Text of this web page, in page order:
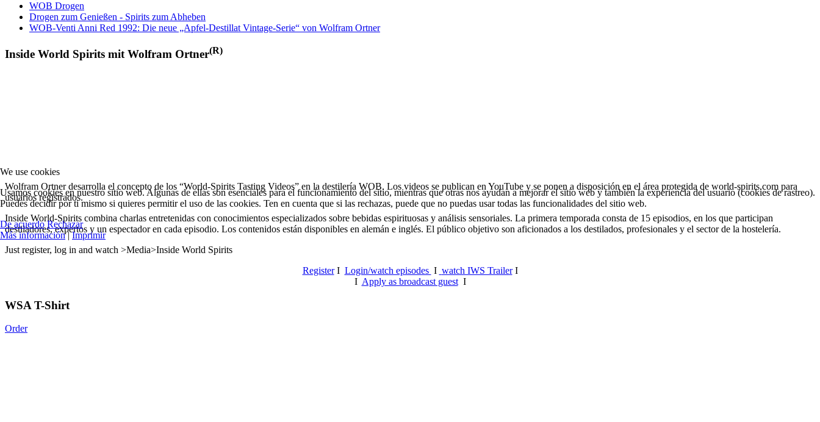
WOB Drogen
Drogen zum Genießen - Spirits zum Abheben
WOB-Venti Anni Red 1992: Die neue „Apfel-Destillat Vintage-Serie“ von Wolfram Ortner
Inside World Spirits mit Wolfram Ortner(R)
Wolfram Ortner desarrolla el concepto de los “World-Spirits Tasting Videos” en la destilería WOB. Los videos se publican en YouTube y se ponen a disposición en el área protegida de world-spirits.com para
usuarios registrados.
Inside World-Spirits combina charlas entretenidas con conocimientos especializados sobre bebidas espirituosas y análisis sensoriales. La primera temporada consta de 15 episodios, en los que participan
destiladores, expertos y un espectador en cada episodio. Los contenidos están disponibles en alemán e inglés. El público objetivo son aficionados a los destilados, profesionales y el sector de la hostelería.
Just register, log in and watch >Media>Inside World Spirits
RegisterI Login/watch episodes I watch IWS TrailerI
I Apply as broadcast guestI
WSA T-Shirt
Order
We use cookies
Usamos cookies en nuestro sitio web. Algunas de ellas son esenciales para el funcionamiento del sitio, mientras que otras nos ayudan a mejorar el sitio web y también la experiencia del usuario (cookies de rastreo).
Puedes decidir por ti mismo si quieres permitir el uso de las cookies. Ten en cuenta que si las rechazas, puede que no puedas usar todas las funcionalidades del sitio web.
De acuerdo Rechazar
Más información|Imprimir